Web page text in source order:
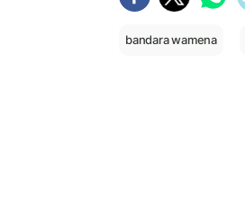
bandara wamena